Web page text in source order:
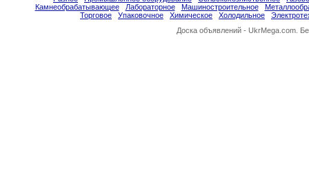
Камнеобрабатывающее
Лабораторное Машиностроительное
Торговое
Упаковочное Химическое Холодильное
Доска объявлений - UkrMega.com.